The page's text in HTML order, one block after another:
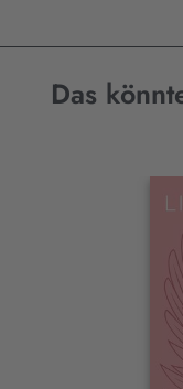
Das
Interaktives